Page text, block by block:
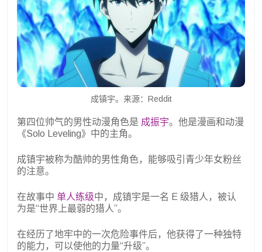
成镇宇。来源：Reddit
第四位帅气的男性动漫角色是 成振宇。他是漫画和动漫
《Solo Leveling》中的主角。
成镇宇被称为酷帅的男性角色，能够吸引青少年女粉丝
的注意。
在故事中 单人练级中，成镇宇是一名 E 级猎人，被认
为是“世界上最弱的猎人”。
在经历了地牢中的一次危险事件后，他获得了一种独特
的能力，可以使他的力量“升级”。